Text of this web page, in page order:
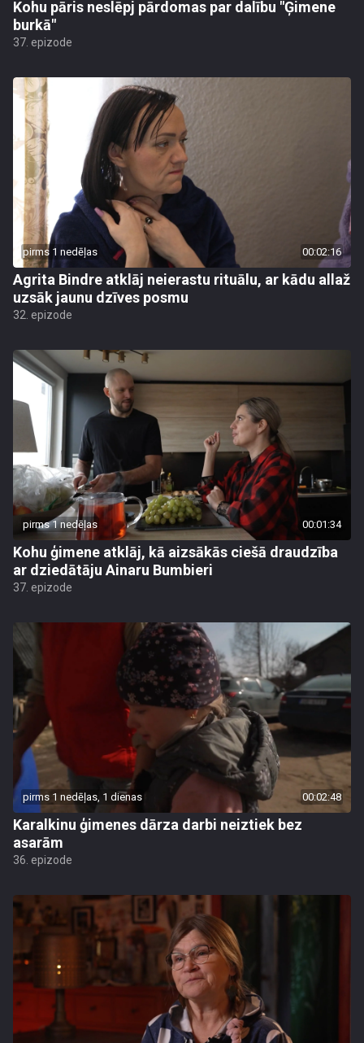
Kohu pāris neslēpj pārdomas par dalību "Ģimene
burkā"
37. epizode
pirms 1 nedēļas 00:02:16
Agrita Bindre atklāj neierastu rituālu, ar kādu allaž
uzsāk jaunu dzīves posmu
32. epizode
pirms 1 nedēļas 00:01:34
Kohu ģimene atklāj, kā aizsākās ciešā draudzība
ar dziedātāju Ainaru Bumbieri
37. epizode
pirms 1 nedēļas, 1 dienas 00:02:48
Karalkinu ģimenes dārza darbi neiztiek bez
asarām
36. epizode